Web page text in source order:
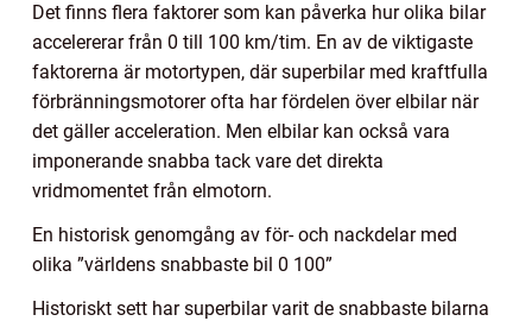
Det finns flera faktorer som kan påverka hur olika bilar
accelererar från 0 till 100 km/tim. En av de viktigaste
faktorerna är motortypen, där superbilar med kraftfulla
förbränningsmotorer ofta har fördelen över elbilar när
det gäller acceleration. Men elbilar kan också vara
imponerande snabba tack vare det direkta
vridmomentet från elmotorn.
En historisk genomgång av för- och nackdelar med
olika ”världens snabbaste bil 0 100”
Historiskt sett har superbilar varit de snabbaste bilarna